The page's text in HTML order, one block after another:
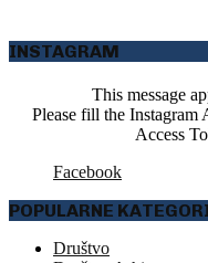
INSTAGRAM
This message
Please fill the Instagram
Access
Facebook
POPULARNE
Društvo